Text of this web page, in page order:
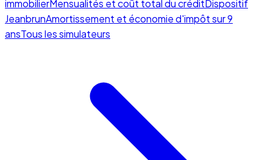
immobilierMensualités et coût total du créditDispositif
JeanbrunAmortissement et économie d'impôt sur 9
ansTous les simulateurs